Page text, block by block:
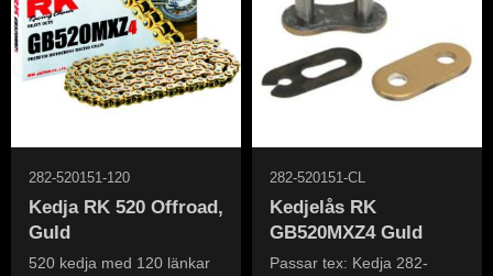
Kedja RK 520 Offroad,
Guld
520 kedja med 120 länkar
282-520151-120
Kedjelås RK
GB520MXZ4 Guld
Passar tex: Kedja 282-
282-520151-CL